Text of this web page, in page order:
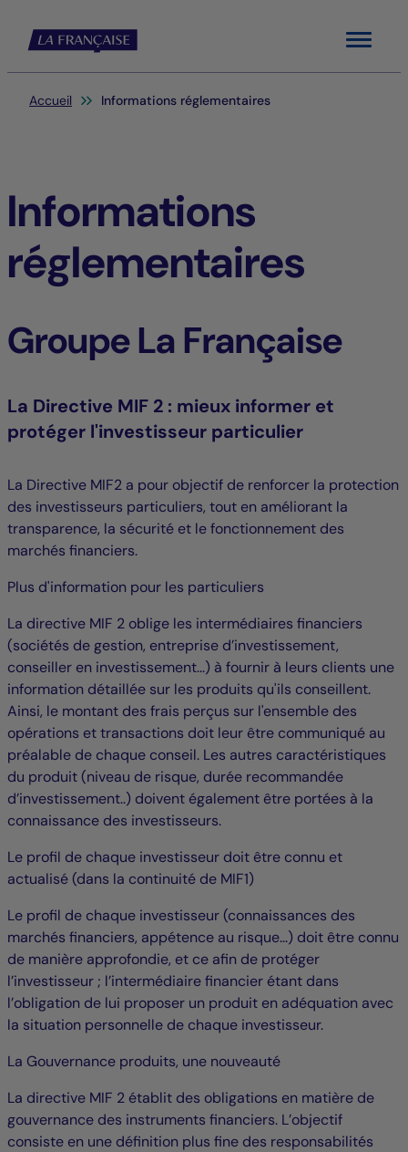
Menu
Vous êtes ici:
Accueil Informations réglementaires
Informations
réglementaires
Groupe La Française
La Directive MIF 2 : mieux informer et
protéger l'investisseur particulier
La Directive MIF2 a pour objectif de renforcer la protection
des investisseurs particuliers, tout en améliorant la
transparence, la sécurité et le fonctionnement des
marchés financiers.
Plus d'information pour les particuliers
La directive MIF 2 oblige les intermédiaires financiers
(sociétés de gestion, entreprise d’investissement,
conseiller en investissement...) à fournir à leurs clients une
information détaillée sur les produits qu'ils conseillent.
Ainsi, le montant des frais perçus sur l'ensemble des
opérations et transactions doit leur être communiqué au
préalable de chaque conseil. Les autres caractéristiques
du produit (niveau de risque, durée recommandée
d’investissement..) doivent également être portées à la
connaissance des investisseurs.
Le profil de chaque investisseur doit être connu et
actualisé (dans la continuité de MIF1)
Le profil de chaque investisseur (connaissances des
marchés financiers, appétence au risque...) doit être connu
de manière approfondie, et ce afin de protéger
l’investisseur ; l’intermédiaire financier étant dans
l’obligation de lui proposer un produit en adéquation avec
la situation personnelle de chaque investisseur.
La Gouvernance produits, une nouveauté
La directive MIF 2 établit des obligations en matière de
gouvernance des instruments financiers. L’objectif
consiste en une définition plus fine des responsabilités